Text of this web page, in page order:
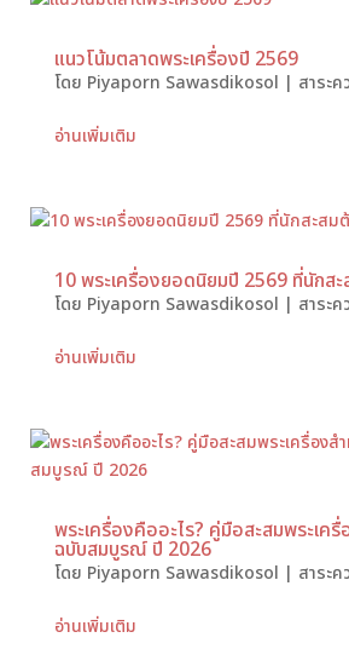
แนวโน้มตลาดพระเครื่องปี 2569
โดย Piyaporn Sawasdikosol | สาระค
อ่านเพิ่มเติม
10 พระเครื่องยอดนิยมปี 2569 ที่นักส
โดย Piyaporn Sawasdikosol | สาระค
อ่านเพิ่มเติม
พระเครื่องคืออะไร? คู่มือสะสมพระเค
ฉบับสมบูรณ์ ปี 2026
โดย Piyaporn Sawasdikosol | สาระค
อ่านเพิ่มเติม